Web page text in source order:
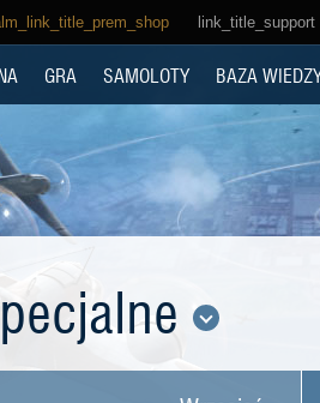
link_title_support
GRA SAMOLOTY BAZA